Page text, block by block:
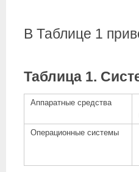
В Таблице 1
Таблица 1.
Аппаратные средства
Операционные системы